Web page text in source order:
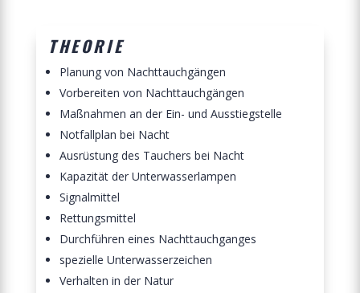
THEORIE
Planung von Nachttauchgängen
Vorbereiten von Nachttauchgängen
Maßnahmen an der Ein- und Ausstiegstelle
Notfallplan bei Nacht
Ausrüstung des Tauchers bei Nacht
Kapazität der Unterwasserlampen
Signalmittel
Rettungsmittel
Durchführen eines Nachttauchganges
spezielle Unterwasserzeichen
Verhalten in der Natur